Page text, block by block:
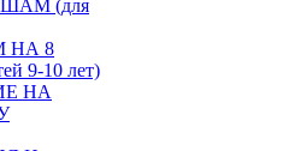
(для
НА 8
9-10 лет)
НА